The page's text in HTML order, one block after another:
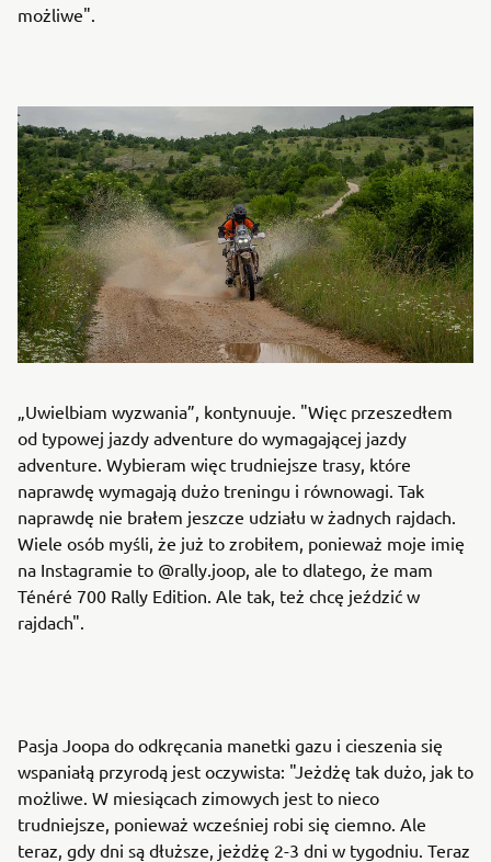
możliwe".
„Uwielbiam wyzwania”, kontynuuje. "Więc przeszedłem
od typowej jazdy adventure do wymagającej jazdy
adventure. Wybieram więc trudniejsze trasy, które
naprawdę wymagają dużo treningu i równowagi. Tak
naprawdę nie brałem jeszcze udziału w żadnych rajdach.
Wiele osób myśli, że już to zrobiłem, ponieważ moje imię
na Instagramie to @rally.joop, ale to dlatego, że mam
Ténéré 700 Rally Edition. Ale tak, też chcę jeździć w
rajdach".
Pasja Joopa do odkręcania manetki gazu i cieszenia się
wspaniałą przyrodą jest oczywista: "Jeżdżę tak dużo, jak to
możliwe. W miesiącach zimowych jest to nieco
trudniejsze, ponieważ wcześniej robi się ciemno. Ale
teraz, gdy dni są dłuższe, jeżdżę 2-3 dni w tygodniu. Teraz